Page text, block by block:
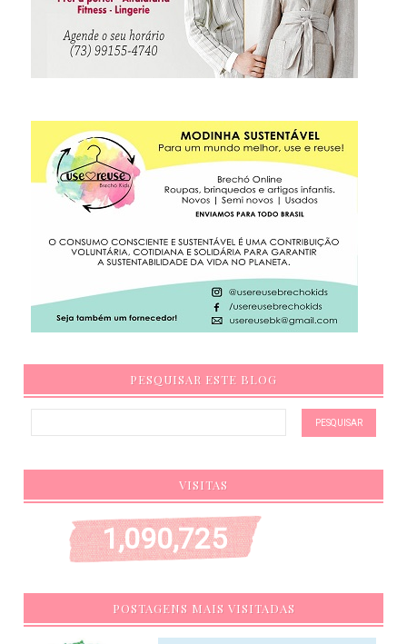
PESQUISAR ESTE BLOG
VISITAS
1,090,725
POSTAGENS MAIS VISITADAS